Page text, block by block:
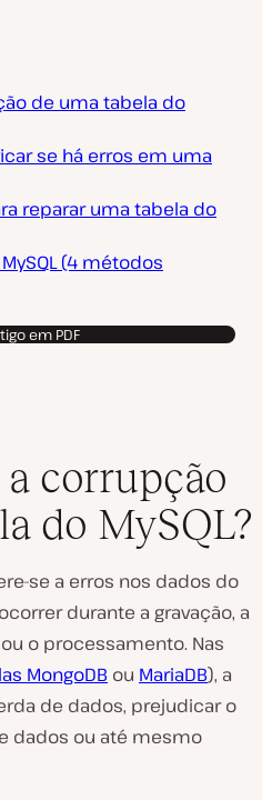
de uma tabela do
se há erros em uma
reparar uma tabela do
(4 métodos
em PDF
corrupção
do MySQL?
se a erros nos dados do
durante a gravação, a
o processamento. Nas
MongoDB ou MariaDB), a
de dados, prejudicar o
dados ou até mesmo